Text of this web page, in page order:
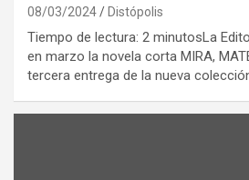
08/03/2024 Distópolis
Tiempo de lectura: 2 minutosLa
en marzo la novela corta MIRA,
tercera entrega de la nueva